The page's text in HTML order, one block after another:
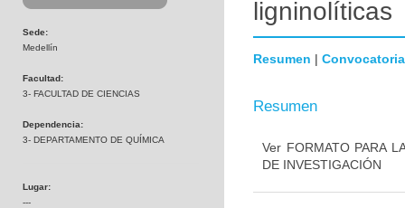
Sede:
Medellín
Facultad:
3- FACULTAD DE CIENCIAS
Dependencia:
3- DEPARTAMENTO DE QUÍMICA
Lugar:
---
ligninolíticas
Resumen | Convocatoria
Resumen
Ver FORMATO PARA
DE INVESTIGACIÓN